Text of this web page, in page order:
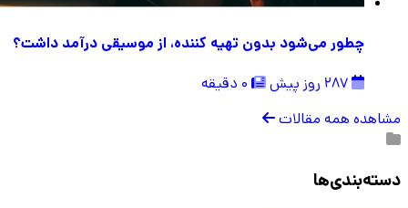
چطور می‌شود بدون تهیه کننده، از موسیقی درآمد داشت؟
مشاهده همه مقالات
دسته‌بندی‌ها